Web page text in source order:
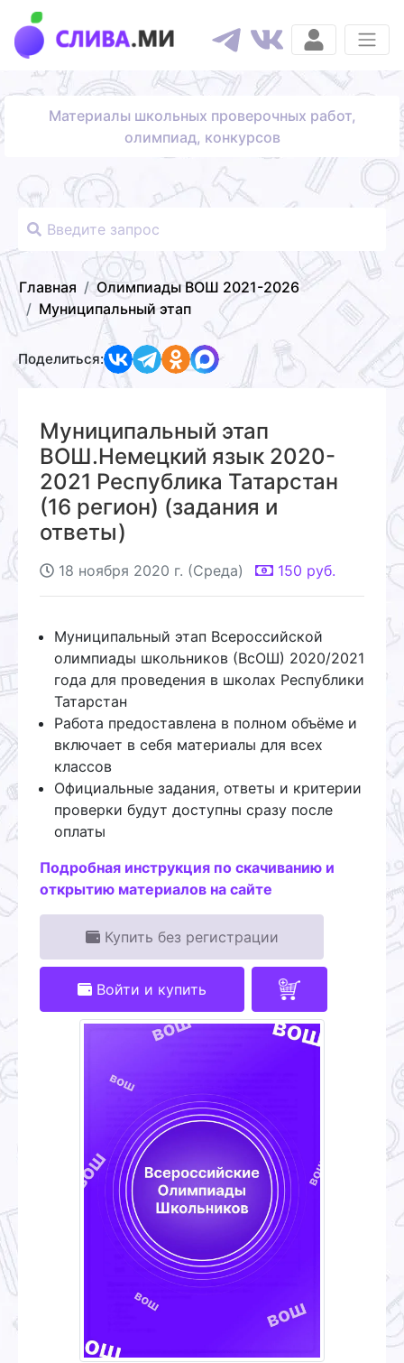
Материалы школьных проверочных работ,
олимпиад, конкурсов
Главная
Олимпиады ВОШ 2021-2026
Муниципальный этап
Поделиться:
Муниципальный этап
ВОШ.Немецкий язык 2020-
2021 Республика Татарстан
(16 регион) (задания и
ответы)
18 ноября 2020 г. (Среда) 150 руб.
Муниципальный этап Всероссийской
олимпиады школьников (ВсОШ) 2020/2021
года для проведения в школах Республики
Татарстан
Работа предоставлена в полном объёме и
включает в себя материалы для всех
классов
Официальные задания, ответы и критерии
проверки будут доступны сразу после
оплаты
Подробная инструкция по скачиванию и
открытию материалов на сайте
Купить без регистрации
Войти и купить